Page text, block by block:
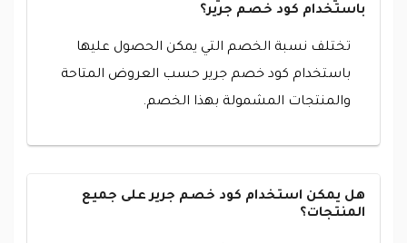
باستخدام كود خصم جرير؟
تختلف نسبة الخصم التي يمكن الحصول عليها
باستخدام كود خصم جرير حسب العروض المتاحة
والمنتجات المشمولة بهذا الخصم.
هل يمكن استخدام كود خصم جرير على جميع
المنتجات؟